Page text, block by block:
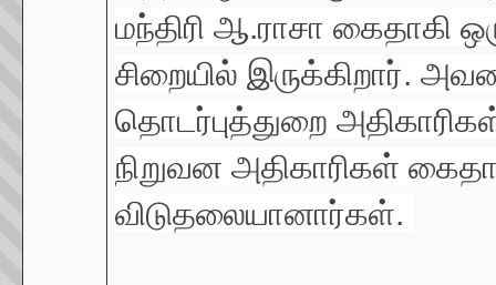
மந்திரி ஆ.ராசா கைதாகி
சிறையில் இருக்கிறார்.
தொடர்புத்துறை
நிறுவன அதிகாரிகள்
விடுதலையானார்கள்.